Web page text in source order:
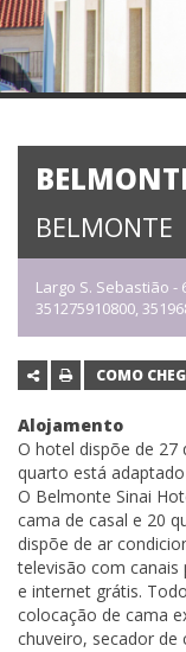
BELMONTE
Largo S. Sebastião -
351275910800,
COMO
Alojamento
O hotel dispõe de 27
quarto está
O Belmonte Sinai
cama de casal e 20
dispõe de ar
televisão com
e internet grátis.
colocação de cama
chuveiro, secador de